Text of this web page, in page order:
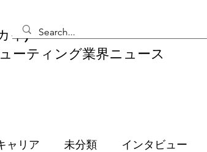
イ)
ーティング業界ニュース
ャリア 未分類 インタビュー